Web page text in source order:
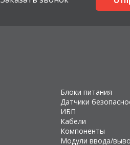
Блоки питания
Датчики
ИБП
Кабели
Компоненты
Модули ввода/